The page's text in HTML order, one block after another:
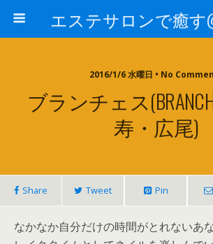
2016/1/6 水曜日 • No
ブランチェス
寿・広尾)
Share Tweet Pin
なかなか自分だけの時間がとれないあ